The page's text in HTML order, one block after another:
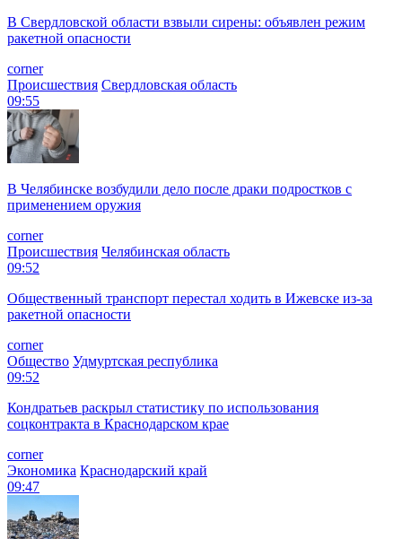
В Свердловской области взвыли сирены: объявлен режим
ракетной опасности
corner
Происшествия Свердловская область
09:55
В Челябинске возбудили дело после драки подростков с
применением оружия
corner
Происшествия Челябинская область
09:52
Общественный транспорт перестал ходить в Ижевске из-за
ракетной опасности
corner
Общество Удмуртская республика
09:52
Кондратьев раскрыл статистику по использования
соцконтракта в Краснодарском крае
corner
Экономика Краснодарский край
09:47